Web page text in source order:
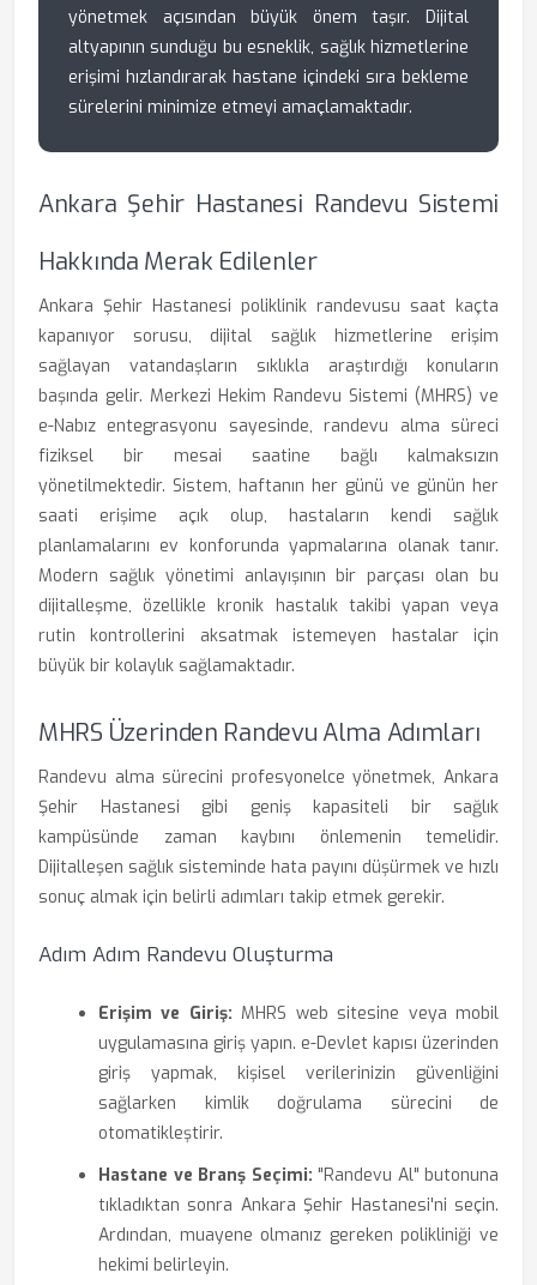
yönetmek açısından büyük önem taşır. Dijital
altyapının sunduğu bu esneklik, sağlık hizmetlerine
erişimi hızlandırarak hastane içindeki sıra bekleme
sürelerini minimize etmeyi amaçlamaktadır.
Ankara Şehir Hastanesi Randevu Sistemi
Hakkında Merak Edilenler
Ankara Şehir Hastanesi poliklinik randevusu saat kaçta
kapanıyor sorusu, dijital sağlık hizmetlerine erişim
sağlayan vatandaşların sıklıkla araştırdığı konuların
başında gelir. Merkezi Hekim Randevu Sistemi (MHRS) ve
e-Nabız entegrasyonu sayesinde, randevu alma süreci
fiziksel bir mesai saatine bağlı kalmaksızın
yönetilmektedir. Sistem, haftanın her günü ve günün her
saati erişime açık olup, hastaların kendi sağlık
planlamalarını ev konforunda yapmalarına olanak tanır.
Modern sağlık yönetimi anlayışının bir parçası olan bu
dijitalleşme, özellikle kronik hastalık takibi yapan veya
rutin kontrollerini aksatmak istemeyen hastalar için
büyük bir kolaylık sağlamaktadır.
MHRS Üzerinden Randevu Alma Adımları
Randevu alma sürecini profesyonelce yönetmek, Ankara
Şehir Hastanesi gibi geniş kapasiteli bir sağlık
kampüsünde zaman kaybını önlemenin temelidir.
Dijitalleşen sağlık sisteminde hata payını düşürmek ve hızlı
sonuç almak için belirli adımları takip etmek gerekir.
Adım Adım Randevu Oluşturma
Erişim ve Giriş: MHRS web sitesine veya mobil
uygulamasına giriş yapın. e-Devlet kapısı üzerinden
giriş yapmak, kişisel verilerinizin güvenliğini
sağlarken kimlik doğrulama sürecini de
otomatikleştirir.
Hastane ve Branş Seçimi: "Randevu Al" butonuna
tıkladıktan sonra Ankara Şehir Hastanesi'ni seçin.
Ardından, muayene olmanız gereken polikliniği ve
hekimi belirleyin.